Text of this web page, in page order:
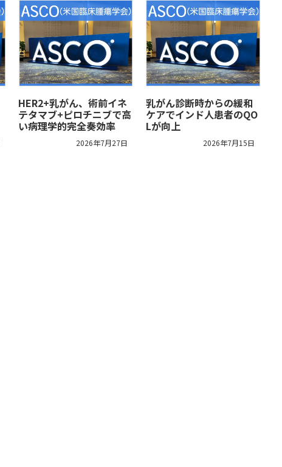
HER2+乳がん、術前イネ
テタマブ+ピロチニブで高
い病理学的完全奏効率
2026年7月27日
乳がん診断時からの緩和
ケアでインド人患者のQO
Lが向上
2026年7月15日